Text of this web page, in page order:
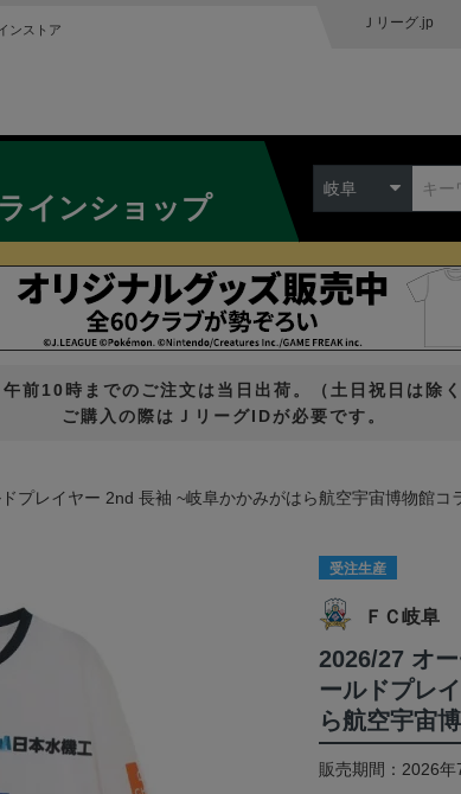
ンストア Ｊリーグ.jp
インショップ
岐阜
前10時までのご注文は当日出荷。（土日祝日は除く
ご購入の際はＪリーグIDが必要です。
プレイヤー 2nd 長袖 ~岐阜かかみがはら航空宇宙博物館コ
受注生産
ＦＣ岐阜
2026/27 オ
ールドプレ
ら航空宇宙
販売期間：2026